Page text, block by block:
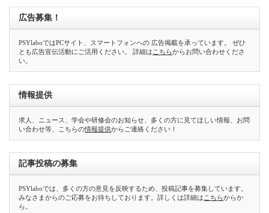
広告募集！
PSYlaboではPCサイト、スマートフォンへの 広告掲載を承っています。 ぜひ
とも広告宣伝活動にご活用ください。 詳細は こちらからお問い合わせくださ
い。
情報提供
求人、ニュース、学会や研修会のお知らせ、多くの方に見てほしい情報、お問
い合わせ等、こちらの情報提供からご連絡ください！
記事投稿の募集
PSYlaboでは、多くの方の意見を反映するため、投稿記事を募集しています。
みなさまからのご応募をお待ちしております。詳しくは詳細は こちらからか
ら。